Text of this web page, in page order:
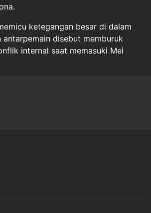
ketegangan besar di dalam
antarpemain disebut memburuk
internal saat memasuki Mei